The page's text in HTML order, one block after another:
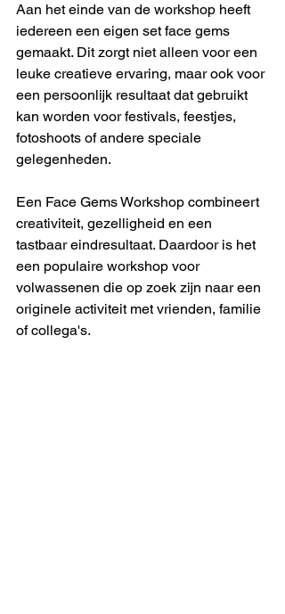
Aan het einde van de workshop heeft
iedereen een eigen set face gems
gemaakt. Dit zorgt niet alleen voor een
leuke creatieve ervaring, maar ook voor
een persoonlijk resultaat dat gebruikt
kan worden voor festivals, feestjes,
fotoshoots of andere speciale
gelegenheden.
Een Face Gems Workshop combineert
creativiteit, gezelligheid en een
tastbaar eindresultaat. Daardoor is het
een populaire workshop voor
volwassenen die op zoek zijn naar een
originele activiteit met vrienden, familie
of collega's.